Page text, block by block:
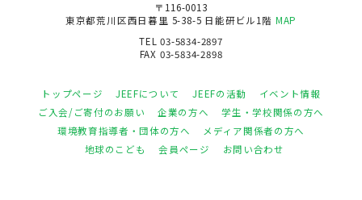
〒116-0013
東京都荒川区西日暮里 5-38-5 日能研ビル1階 MAP
TEL 03-5834-2897
FAX 03-5834-2898
トップページ JEEFについて JEEFの活動
イベント情報
ご入会/ご寄付のお願い
企業の方へ
学生・学校関係の方へ
環境教育指導者・団体の方へ
メディア関係者の方へ
地球のこども
会員ページ お問い合わせ